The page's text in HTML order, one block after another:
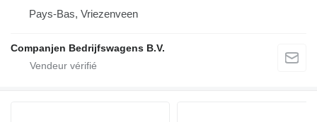
Pays-Bas, Vriezenveen
Companjen Bedrijfswagens B.V.